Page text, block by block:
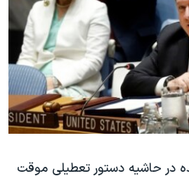
۲۰۲۴
در حاشیه دستور تعطیلی موقت